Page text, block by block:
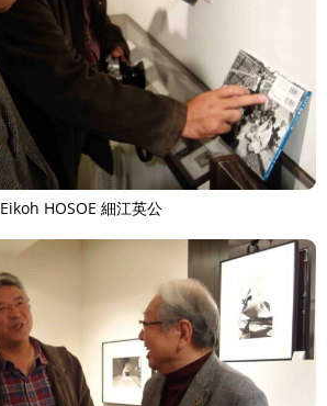
Eikoh HOSOE 細江英公